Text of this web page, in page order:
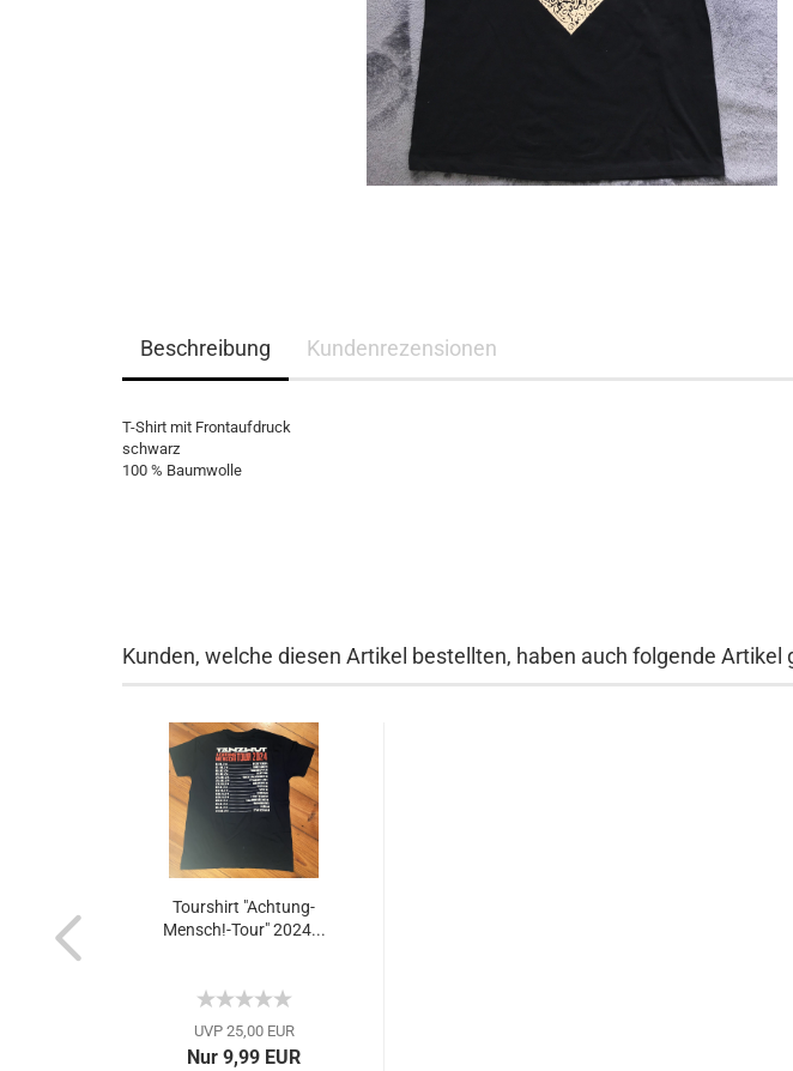
Beschreibung Kundenrezensionen
T-Shirt mit Frontaufdruck
schwarz
100 % Baumwolle
Kunden, welche diesen Artikel bestellten, haben auch folgende Artikel
Tourshirt "Achtung-
Mensch!-Tour" 2024...
UVP 25,00 EUR
Nur 9,99 EUR